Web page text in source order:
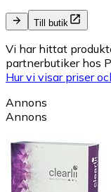
Till butik
Vi har hittat
partnerbutiker hos
Hur vi visar priser
Annons
Annons